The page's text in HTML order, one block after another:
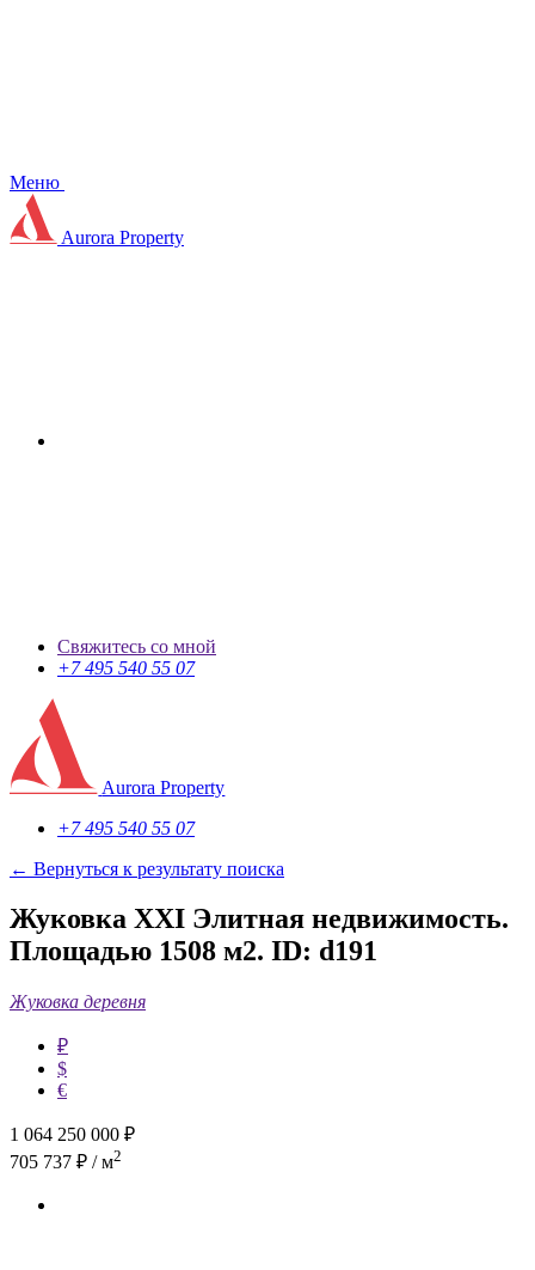
Меню
Aurora Property
Свяжитесь со мной
+7 495 540 55 07
Aurora Property
+7 495 540 55 07
← Вернуться к результату поиска
Жуковка XXI Элитная недвижимость.
Площадью 1508 м2. ID: d191
Жуковка деревня
₽
$
€
1 064 250 000 ₽
705 737 ₽ / м2